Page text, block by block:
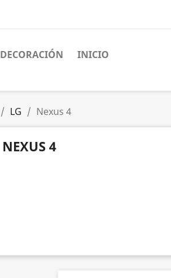
DECORACIÓN INICIO
LG Nexus 4
NEXUS 4